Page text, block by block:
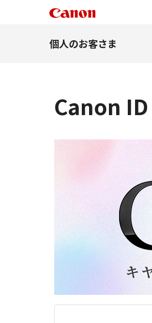
個人のお客さま
Canon ID